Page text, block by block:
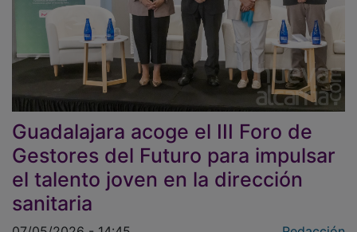
Guadalajara acoge el III Foro de
Gestores del Futuro para impulsar
el talento joven en la dirección
sanitaria